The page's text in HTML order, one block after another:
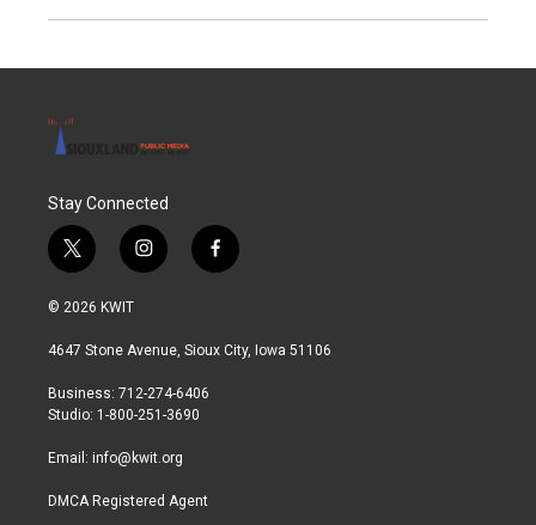
Stay Connected
t
w
i
t
r
i
n
a
r
a
f
a
b
© 2026 KWIT
4647 Stone Avenue, Sioux City, Iowa 51106
Business: 712-274-6406
Studio: 1-800-251-3690
Email: info@kwit.org
DMCA Registered Agent